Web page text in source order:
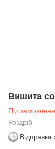
Вишита
Під
Роздріб
Відправка